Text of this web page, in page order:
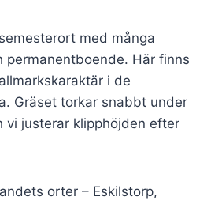
med många
permanentboende. Här finns
i de
Gräset torkar snabbt under
vi justerar klipphöjden efter
orter – Eskilstorp,